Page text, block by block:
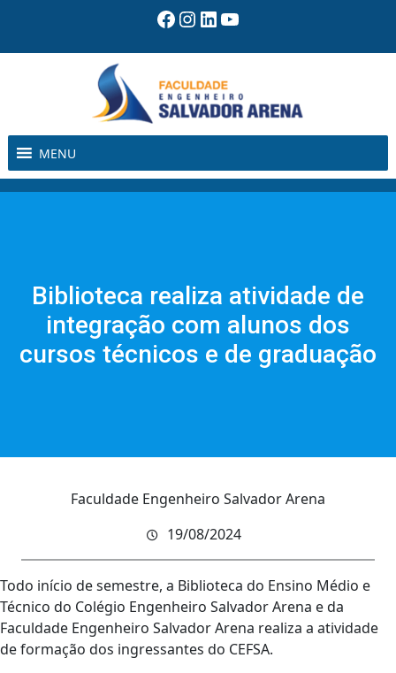
o
Facebook
Instagram
LinkedIn
Youtube
MENU
Biblioteca realiza atividade de
integração com alunos dos
cursos técnicos e de graduação
Faculdade Engenheiro Salvador Arena
19/08/2024
Todo início de semestre, a Biblioteca do Ensino Médio e
Técnico do Colégio Engenheiro Salvador Arena e da
Faculdade Engenheiro Salvador Arena realiza a atividade
de formação dos ingressantes do CEFSA.